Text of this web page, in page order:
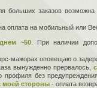
больших заказов возможна
оплата на мобильный или
~50. При наличии
мажорах оповещаю о
вынужденно прервалось,
профиля без
моей стороны- оплата